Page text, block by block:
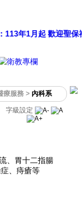
113年1月起 歡迎聖保
療服務 > 內科系
字級設定
、胃十二指腸
、痔瘡等